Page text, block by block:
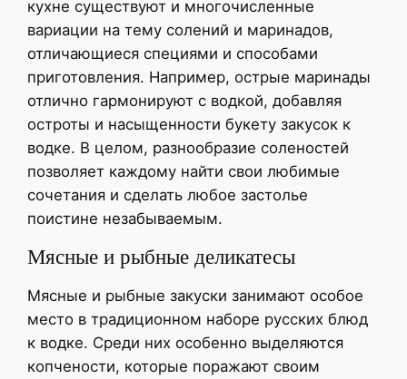
кухне существуют и многочисленные
вариации на тему солений и маринадов,
отличающиеся специями и способами
приготовления. Например, острые маринады
отлично гармонируют с водкой, добавляя
остроты и насыщенности букету закусок к
водке. В целом, разнообразие соленостей
позволяет каждому найти свои любимые
сочетания и сделать любое застолье
поистине незабываемым.
Мясные и рыбные деликатесы
Мясные и рыбные закуски занимают особое
место в традиционном наборе русских блюд
к водке. Среди них особенно выделяются
копчености, которые поражают своим